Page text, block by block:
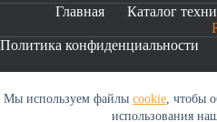
Мы используем файлы cookie, чтобы
использования
Главная Каталог
Политика конфиденциальности
Оренда